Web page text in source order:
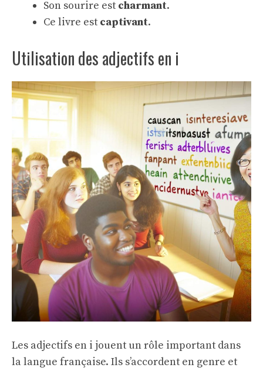
Son sourire est charmant.
Ce livre est captivant.
Utilisation des adjectifs en i
Les adjectifs en i jouent un rôle important dans
la langue française. Ils s’accordent en genre et